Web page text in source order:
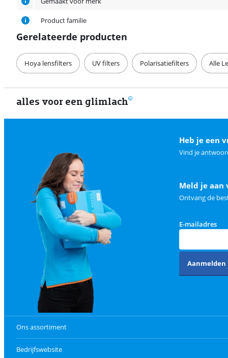
Product familie
Gerelateerde producten
Hoya lensfilters UV filters Polarisatiefilters Alle
alles voor een glimlach
Heb je een
Vind je
Meld je aan
Ontvang de
E-mailadres
Aanmelden
Ons assortiment
Bedrijfswebsite